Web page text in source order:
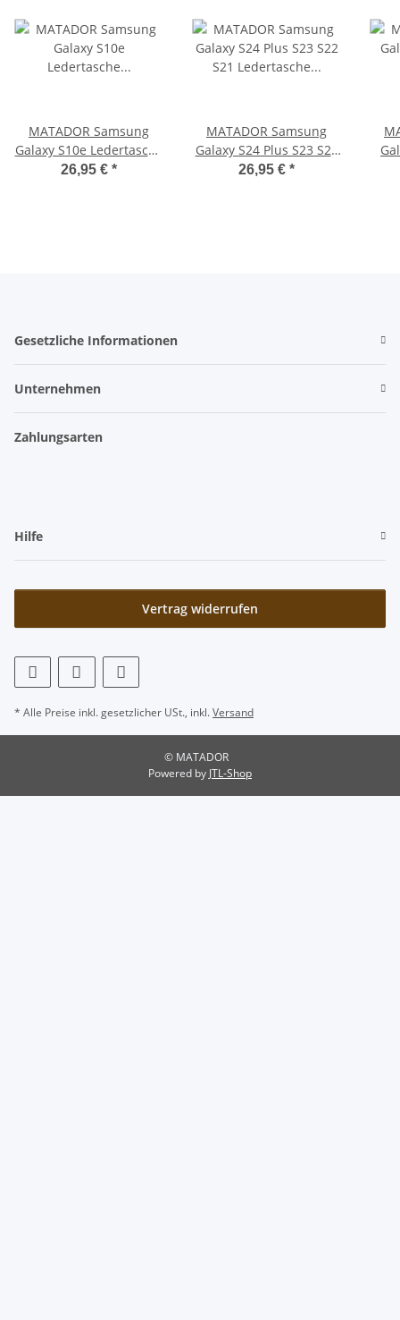
MATADOR Samsung
Galaxy S10e Ledertasche
verschließbar Schwarz
26,95 € *
MATADOR Samsung
Galaxy S24 Plus S23 S22
S21 Ledertasche
26,95 € *
Gesetzliche Informationen
Unternehmen
Zahlungsarten
Hilfe
Vertrag widerrufen
* Alle Preise inkl. gesetzlicher USt., inkl.Versand
© MATADOR
Powered by JTL-Shop